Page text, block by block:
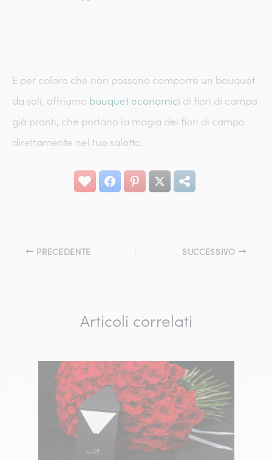
E per coloro che non possono comporre un bouquet
da soli, offriamo bouquet economici di fiori di campo
già pronti, che portano la magia dei fiori di campo
direttamente nel tuo salotto.
PRECEDENTE SUCCESSIVO
Articoli correlati